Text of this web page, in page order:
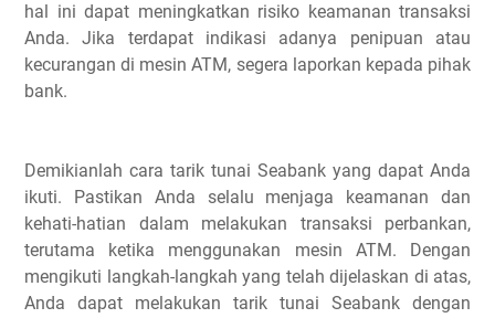
hal ini dapat meningkatkan risiko keamanan transaksi
Anda. Jika terdapat indikasi adanya penipuan atau
kecurangan di mesin ATM, segera laporkan kepada pihak
bank.
Demikianlah cara tarik tunai Seabank yang dapat Anda
ikuti. Pastikan Anda selalu menjaga keamanan dan
kehati-hatian dalam melakukan transaksi perbankan,
terutama ketika menggunakan mesin ATM. Dengan
mengikuti langkah-langkah yang telah dijelaskan di atas,
Anda dapat melakukan tarik tunai Seabank dengan